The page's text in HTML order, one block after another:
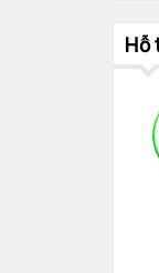
Hỗ